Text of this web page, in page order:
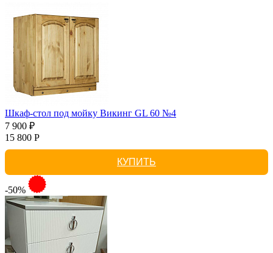
Шкаф-стол под мойку Викинг GL 60 №4
7 900 ₽
15 800 Р
КУПИТЬ
-50%